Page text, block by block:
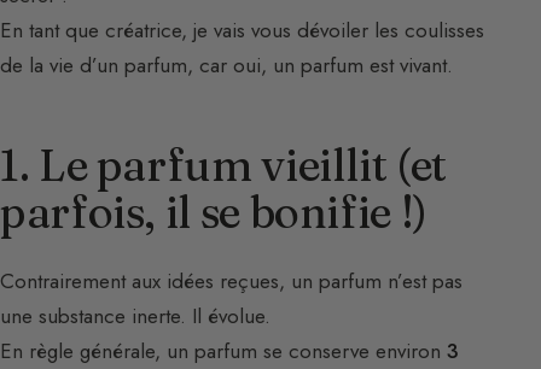
En tant que créatrice, je vais vous dévoiler les coulisses
de la vie d’un parfum, car oui, un parfum est vivant.
1. Le parfum vieillit (et
parfois, il se bonifie !)
Contrairement aux idées reçues, un parfum n’est pas
une substance inerte. Il évolue.
En règle générale, un parfum se conserve environ 3